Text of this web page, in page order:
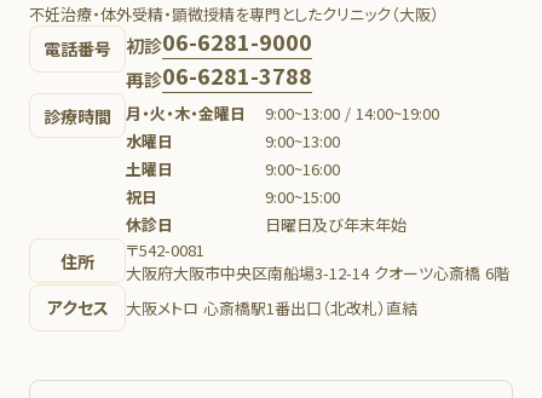
不妊治療・体外受精・顕微授精を専門としたクリニック（大阪）
電話番号 初診06-6281-9000
再診06-6281-3788
診療時間 月・火・木・金曜日
9:00~13:00 / 14:00~19:00
水曜日
9:00~13:00
土曜日
9:00~16:00
祝日
9:00~15:00
休診日
日曜日及び年末年始
住所
〒542-0081
大阪府大阪市中央区南船場3-12-14 クオーツ心斎橋 6階
アクセス 大阪メトロ 心斎橋駅1番出口（北改札）直結